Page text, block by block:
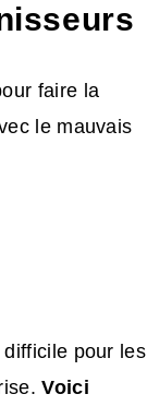
faire la
le mauvais
pour les
Voici